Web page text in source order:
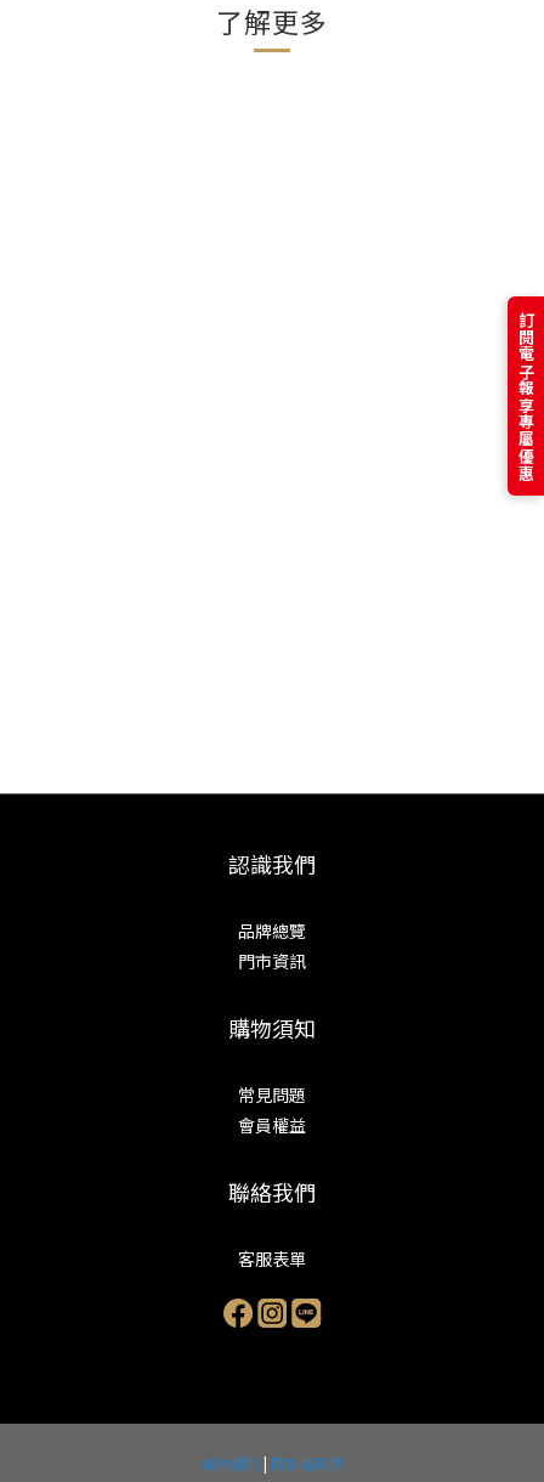
了解更多
認識我們
品牌總覽
門市資訊
購物須知
常見問題
會員權益
聯絡我們
客服表單
訂閱電子報享專屬優惠
條款細則 | 隱私權政策